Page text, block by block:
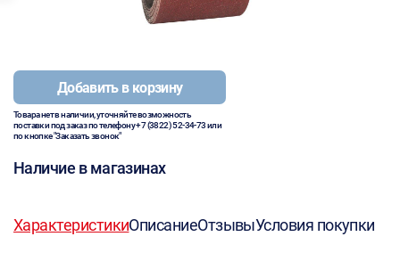
Добавить в корзину
Товара нет в наличии, уточняйте возможность
поставки под заказ по телефону+7 (3822) 52-34-73или
по кнопке "Заказать звонок"
Наличие в магазинах
ХарактеристикиОписаниеОтзывыУсловия покупки